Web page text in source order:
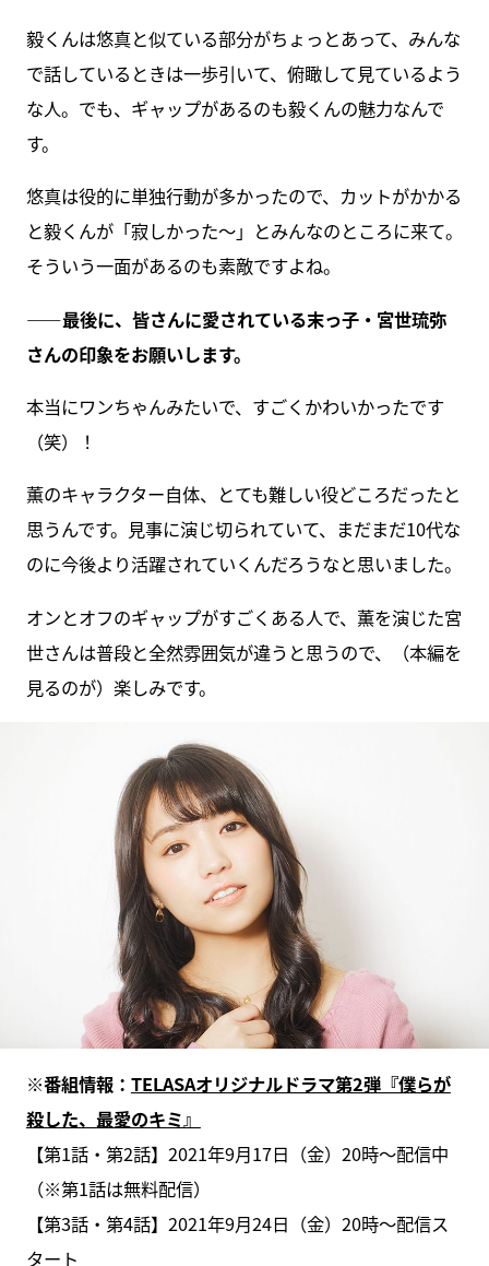
毅くんは悠真と似ている部分がちょっとあって、みんな
で話しているときは一歩引いて、俯瞰して見ているよう
な人。でも、ギャップがあるのも毅くんの魅力なんで
す。
悠真は役的に単独行動が多かったので、カットがかかる
と毅くんが「寂しかった～」とみんなのところに来て。
そういう一面があるのも素敵ですよね。
――最後に、皆さんに愛されている末っ子・宮世琉弥
さんの印象をお願いします。
本当にワンちゃんみたいで、すごくかわいかったです
（笑）！
薫のキャラクター自体、とても難しい役どころだったと
思うんです。見事に演じ切られていて、まだまだ10代な
のに今後より活躍されていくんだろうなと思いました。
オンとオフのギャップがすごくある人で、薫を演じた宮
世さんは普段と全然雰囲気が違うと思うので、（本編を
見るのが）楽しみです。
※番組情報： TELASAオリジナルドラマ第2弾『僕らが
殺した、最愛のキミ』
【第1話・第2話】2021年9月17日（金）20時～配信中
（※第1話は無料配信）
【第3話・第4話】2021年9月24日（金）20時～配信ス
タート